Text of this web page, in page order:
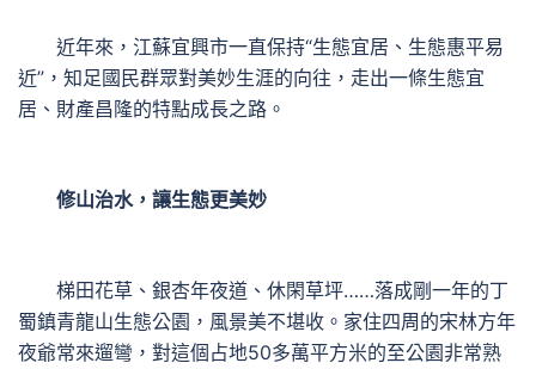
近年來，江蘇宜興市一直保持“生態宜居、生態惠平易
近”，知足國民群眾對美妙生涯的向往，走出一條生態宜
居、財產昌隆的特點成長之路。
修山治水，讓生態更美妙
梯田花草、銀杏年夜道、休閑草坪……落成剛一年的丁
蜀鎮青龍山生態公園，風景美不堪收。家住四周的宋林方年
夜爺常來遛彎，對這個占地50多萬平方米的至公園非常熟